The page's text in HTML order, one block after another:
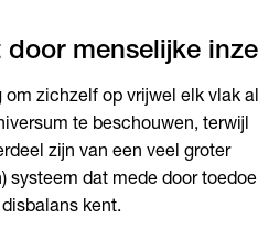
menselijke
om zichzelf op vrijwel elk vlak
te beschouwen, terwijl
zijn van een veel groter
systeem dat mede door
kent.